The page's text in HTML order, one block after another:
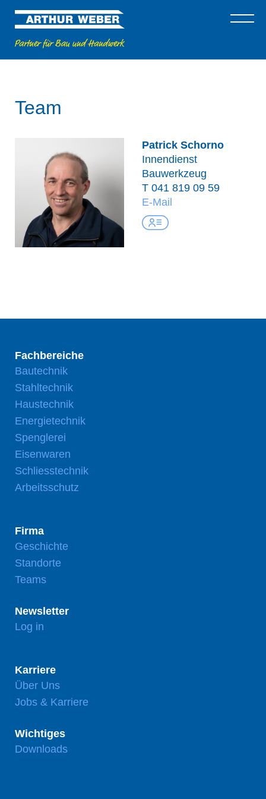
Team
Patrick Schorno
Innendienst
Bauwerkzeug
T 041 819 09 59
E-Mail
Fachbereiche
Bautechnik
Stahltechnik
Haustechnik
Energietechnik
Spenglerei
Eisenwaren
Schliesstechnik
Arbeitsschutz
Firma
Geschichte
Standorte
Teams
Newsletter
Log in
Karriere
Über Uns
Jobs & Karriere
Wichtiges
Downloads